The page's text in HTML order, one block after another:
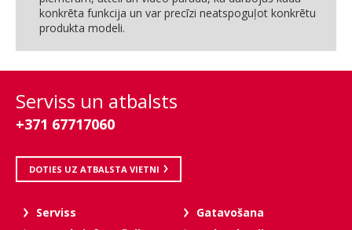
konkrēta funkcija un var precīzi neatspoguļot konkrētu
produkta modeli.
Serviss un atbalsts
+371 67717060
DOTIES UZ ATBALSTA VIETNI
Serviss
Gatavošana